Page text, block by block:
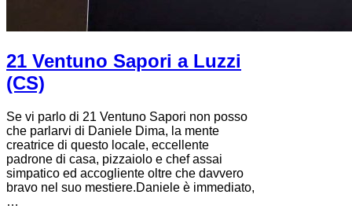
21 Ventuno Sapori a Luzzi
(CS)
Se vi parlo di 21 Ventuno Sapori non posso
che parlarvi di Daniele Dima, la mente
creatrice di questo locale, eccellente
padrone di casa, pizzaiolo e chef assai
simpatico ed accogliente oltre che davvero
bravo nel suo mestiere.Daniele è immediato,
…